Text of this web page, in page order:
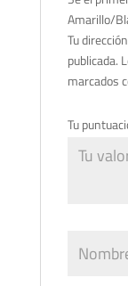
Amarillo/
Tu
publicada.
marcados
Tu